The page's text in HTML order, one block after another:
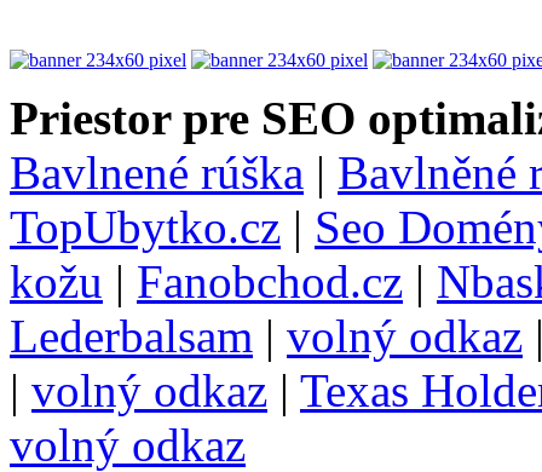
Priestor pre SEO
Bavlnené rúška | Bavlněné
TopUbytko.cz | Seo
kožu | Fanobchod.cz |
Lederbalsam | volný odkaz
| volný odkaz | Texas
volný odkaz